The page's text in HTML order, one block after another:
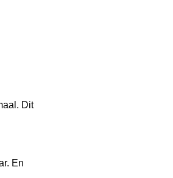
Dit
En